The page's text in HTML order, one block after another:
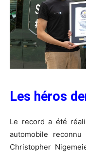
Les héros
Le record a été
automobile
Christopher